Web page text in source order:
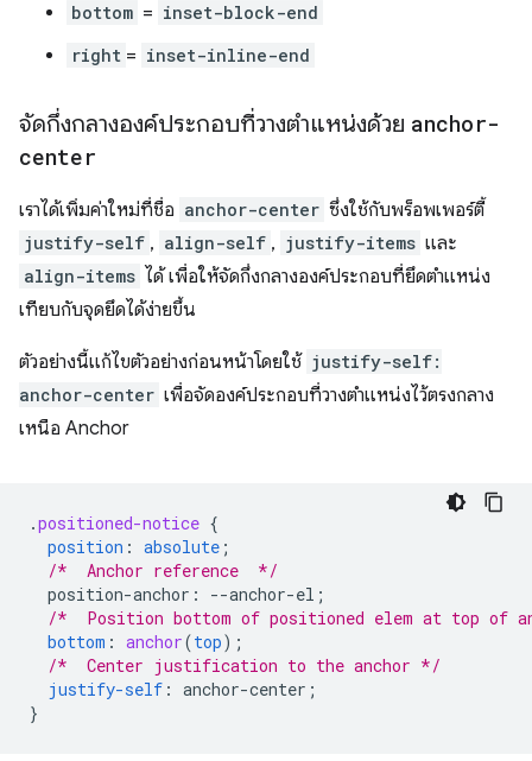
bottom = inset-block-end
right = inset-inline-end
จัดกึ่งกลางองค์ประกอบที่วางตำแหน่งด้วย anchor-
center
เราได้เพิ่มค่าใหม่ที่ชื่อ anchor-center ซึ่งใช้กับพร็อพเพอร์ตี้
justify-self , align-self , justify-items และ
align-items ได้ เพื่อให้จัดกึ่งกลางองค์ประกอบที่ยึดตำแหน่ง
เทียบกับจุดยึดได้ง่ายขึ้น
ตัวอย่างนี้แก้ไขตัวอย่างก่อนหน้าโดยใช้ justify-self:
anchor-center เพื่อจัดองค์ประกอบที่วางตำแหน่งไว้ตรงกลาง
เหนือ Anchor
.positioned-notice {
position : absolute ;
/*  Anchor reference  */
position-anchor : --anchor-el ;
/*  Position bottom of positioned elem at top of
bottom : anchor(top);
/*  Center justification to the anchor */
justify-self : anchor-center ;
}